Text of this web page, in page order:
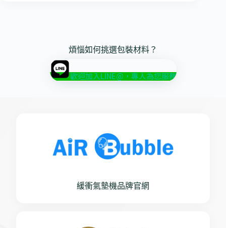
煩惱如何挑選包裝材料？
歡迎加入LINE@，專人為您服務
緩衝氣墊機品牌官網